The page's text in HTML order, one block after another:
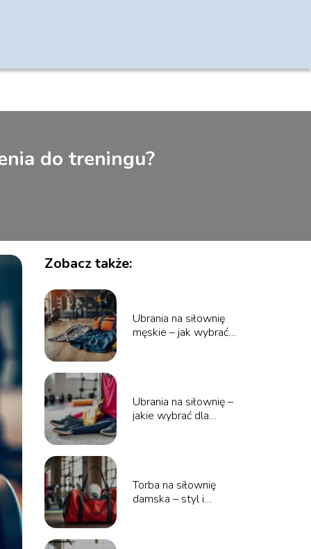
do treningu?
Zobacz także:
Ubrania na siłownię
męskie – jak wybrać
Ubrania na siłownię –
jakie wybrać dla
Torba na siłownię
damska – styl i